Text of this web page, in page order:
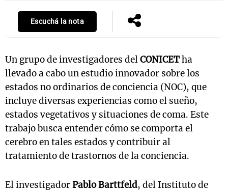
Escuchá la nota
Un grupo de investigadores delCONICETha
llevado a cabo un estudio innovador sobre los
estados no ordinarios de conciencia (NOC), que
incluye diversas experiencias como el sueño,
estados vegetativos y situaciones de coma. Este
trabajo busca entender cómo se comporta el
cerebro en tales estados y contribuir al
tratamiento de trastornos de la conciencia.
El investigadorPablo Barttfeld, del Instituto de